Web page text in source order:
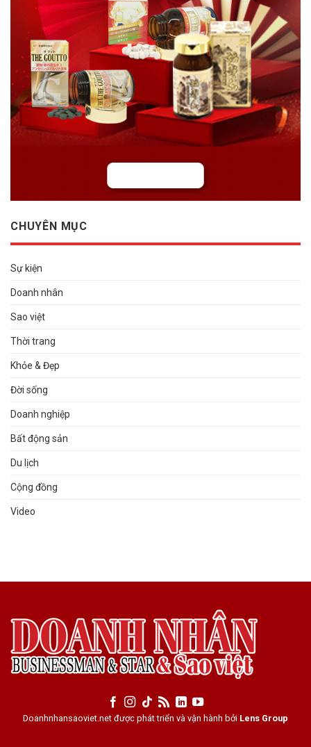
CHUYÊN MỤC
Sự kiện
Doanh nhân
Sao việt
Thời trang
Khỏe & Đẹp
Đời sống
Doanh nghiệp
Bất động sản
Du lịch
Cộng đồng
Video
Doanhnhansaoviet.net được phát triển và vận hành bởi Lens Group